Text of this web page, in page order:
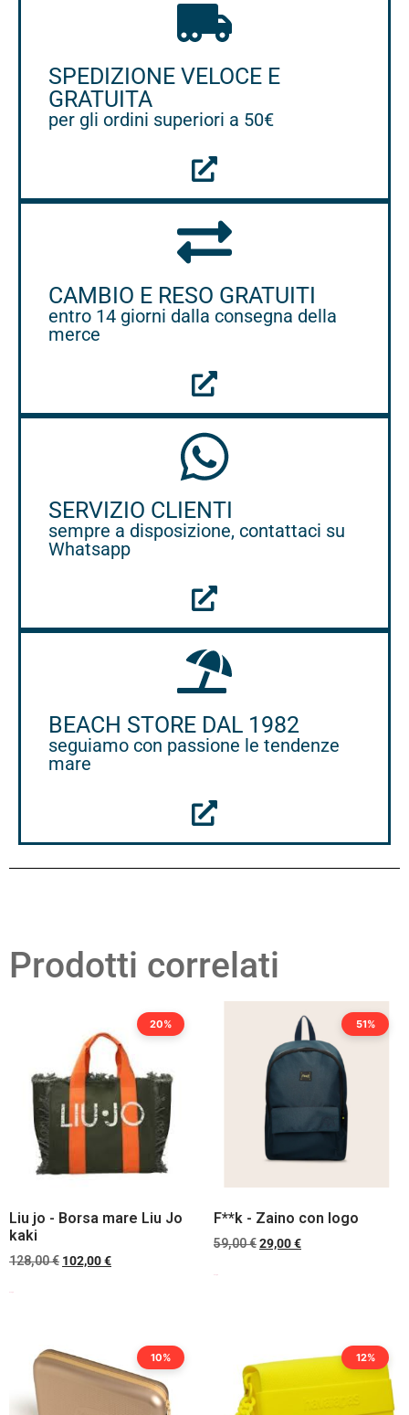
SPEDIZIONE VELOCE E
GRATUITA
per gli ordini superiori a 50€
CAMBIO E RESO GRATUITI
entro 14 giorni dalla consegna della
merce
SERVIZIO CLIENTI
sempre a disposizione, contattaci su
Whatsapp
BEACH STORE DAL 1982
seguiamo con passione le tendenze
mare
Prodotti correlati
20%
Liu jo - Borsa mare Liu Jo
kaki
128,00€ 102,00€
51%
F**k - Zaino con logo
59,00€29,00€
10% 12%